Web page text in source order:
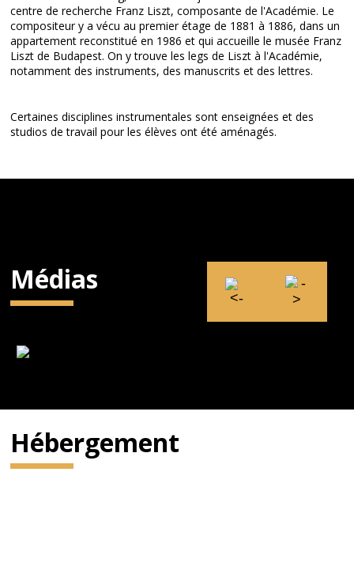
centre de recherche Franz Liszt, composante de l'Académie. Le
compositeur y a vécu au premier étage de 1881 à 1886, dans un
appartement reconstitué en 1986 et qui accueille le musée Franz
Liszt de Budapest. On y trouve les legs de Liszt à l'Académie,
notamment des instruments, des manuscrits et des lettres.
Certaines disciplines instrumentales sont enseignées et des
studios de travail pour les élèves ont été aménagés.
Médias
Hébergement